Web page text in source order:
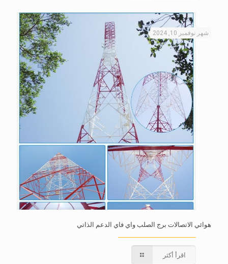
شهر نوفمبر 10, 2024
هوائي الاتصالات برج الصلب واي فاي الدعم الذاتي
اقرأ أكثر